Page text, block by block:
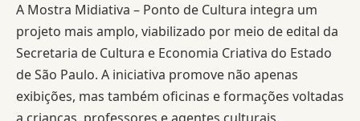
A Mostra Midiativa – Ponto de Cultura integra um
projeto mais amplo, viabilizado por meio de edital da
Secretaria de Cultura e Economia Criativa do Estado
de São Paulo. A iniciativa promove não apenas
exibições, mas também oficinas e formações voltadas